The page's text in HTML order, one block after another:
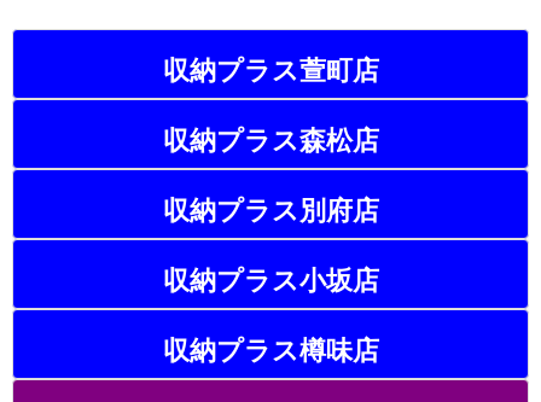
収納プラス萱町店
収納プラス森松店
収納プラス別府店
収納プラス小坂店
収納プラス樽味店